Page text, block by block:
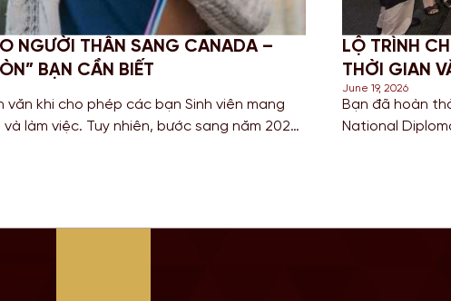
NGƯỜI THÂN SANG CANADA –
BẠN CẦN BIẾT
khi cho phép các bạn Sinh viên mang
làm việc. Tuy nhiên, bước sang năm 2026,
LỘ TRÌNH
THỜI GIAN
June 19, 2026
Bạn đã hoàn
National